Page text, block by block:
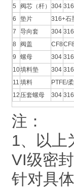
5
阀芯（杆） 304 316
6
垫片
316+石
7
导向套 304 316
8
阀盖 CF8
9
螺母 304 316
10填料垫 304 316
11 填料
PTFE/
12 压套螺母 304 316
注：
1、以上
VI级密
针对具